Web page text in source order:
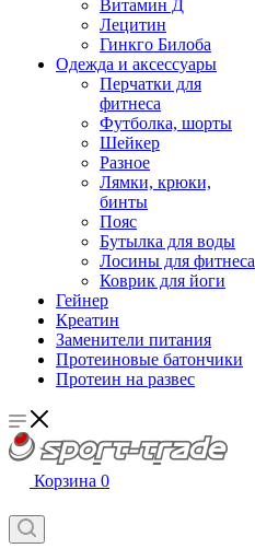
Витамин Д
Лецитин
Гинкго Билоба
Одежда и аксессуары
Перчатки для
фитнеса
Футболка, шорты
Шейкер
Разное
Лямки, крюки,
бинты
Пояс
Бутылка для воды
Лосины для фитнеса
Коврик для йоги
Гейнер
Креатин
Заменители питания
Протеиновые батончики
Протеин на развес
Корзина 0